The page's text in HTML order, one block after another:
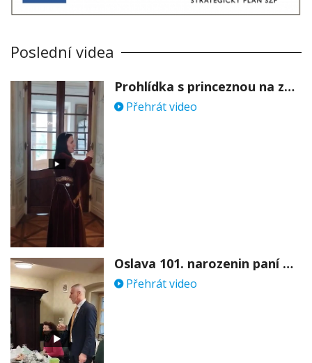
Poslední videa
Prohlídka s princeznou na zámku Stekník
Přehrát video
Oslava 101. narozenin paní Věry Skořepové
Přehrát video